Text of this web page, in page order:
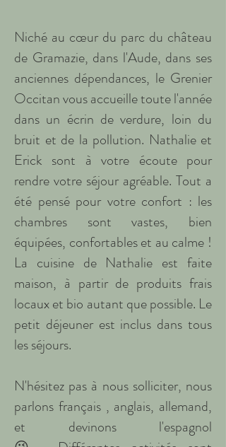
Niché au cœur du parc du château
de Gramazie, dans l'Aude, dans ses
anciennes dépendances, le Grenier
Occitan vous accueille toute l'année
dans un écrin de verdure, loin du
bruit et de la pollution. Nathalie et
Erick sont à votre écoute pour
rendre votre séjour agréable. Tout a
été pensé pour votre confort : les
chambres sont vastes, bien
équipées, confortables et au calme !
La cuisine de Nathalie est faite
maison, à partir de produits frais
locaux et bio autant que possible. Le
petit déjeuner est inclus dans tous
les séjours.
N'hésitez pas à nous solliciter, nous
parlons français , anglais, allemand,
et devinons l'espagnol